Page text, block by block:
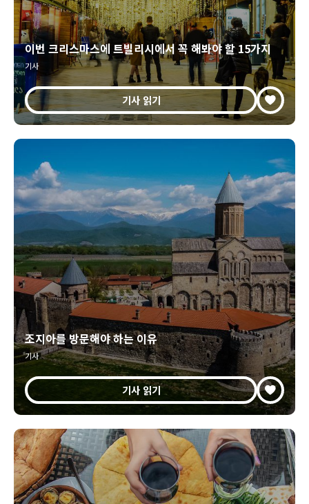
이번 크리스마스에 트빌리시에서 꼭 해봐야 할 15가지
기사
기사 읽기
조지아를 방문해야 하는 이유
기사
기사 읽기